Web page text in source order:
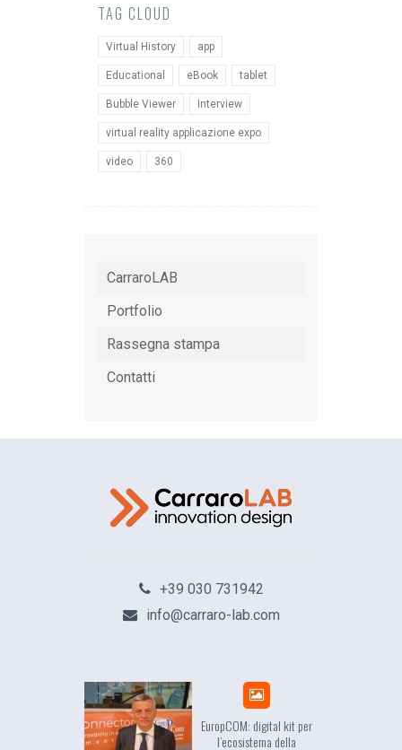
TAG CLOUD
Virtual History app
Educational eBook tablet
Bubble Viewer Interview
virtual reality applicazione expo
video 360
CarraroLAB
Portfolio
Rassegna stampa
Contatti
+39 030 731942
info@carraro-lab.com
EuropCOM: digital kit per
l’ecosistema della